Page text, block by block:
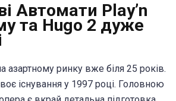
Автомати Play’n
та Hugo 2 дуже
азартному ринку вже біля 25 років.
існування у 1997 році. Головною